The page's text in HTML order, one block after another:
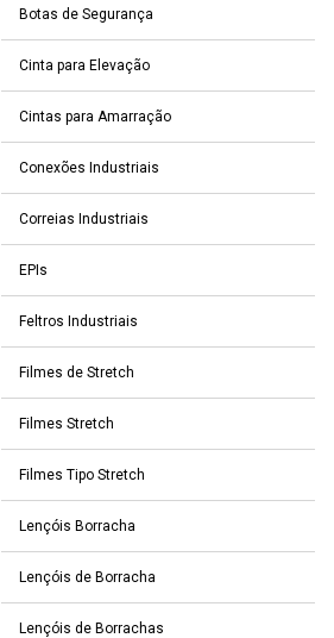
Botas de Segurança
Cinta para Elevação
Cintas para Amarração
Conexões Industriais
Correias Industriais
EPIs
Feltros Industriais
Filmes de Stretch
Filmes Stretch
Filmes Tipo Stretch
Lençóis Borracha
Lençóis de Borracha
Lençóis de Borrachas